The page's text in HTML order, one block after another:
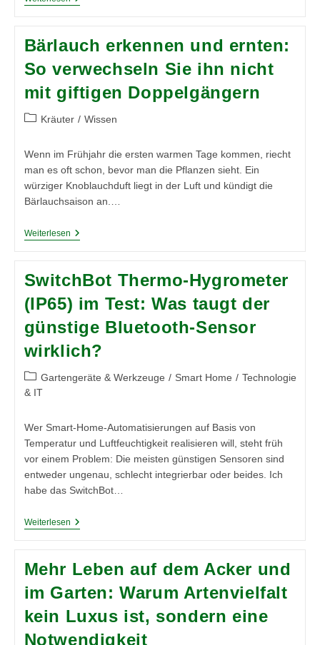
&
Bärlauch erkennen und ernten:
So verwechseln Sie ihn nicht
mit giftigen Doppelgängern
Beitrags-
Kräuter / Wissen
Wenn im Frühjahr die ersten warmen Tage kommen, riecht
man es oft schon, bevor man die Pflanzen sieht. Ein
würziger Knoblauchduft liegt in der Luft und kündigt die
Bärlauchsaison an.…
WeiterlesenBärlauch
So
Sie
Ihn
Nicht
Mit
Giftigen
Doppelgängern
SwitchBot Thermo-Hygrometer
(IP65) im Test: Was taugt der
günstige Bluetooth-Sensor
wirklich?
Beitrags-
Kategorie:
Gartengeräte & Werkzeuge / Smart Home / Technologie
& IT
Wer Smart-Home-Automatisierungen auf Basis von
Temperatur und Luftfeuchtigkeit realisieren will, steht früh
vor einem Problem: Die meisten günstigen Sensoren sind
entweder ungenau, schlecht integrierbar oder beides. Ich
habe das SwitchBot…
WeiterlesenSwitchBot
Was
Taugt
Der
Günstige
Bluetooth-
Mehr Leben auf dem Acker und
im Garten: Warum Artenvielfalt
kein Luxus ist, sondern eine
Notwendigkeit